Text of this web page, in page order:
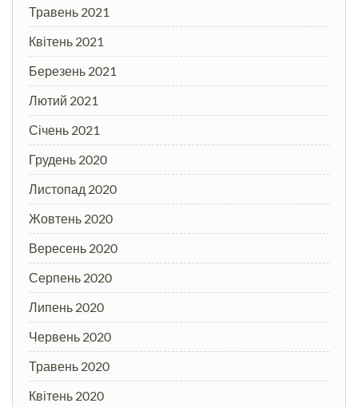
Травень 2021
Квітень 2021
Березень 2021
Лютий 2021
Січень 2021
Грудень 2020
Листопад 2020
Жовтень 2020
Вересень 2020
Серпень 2020
Липень 2020
Червень 2020
Травень 2020
Квітень 2020